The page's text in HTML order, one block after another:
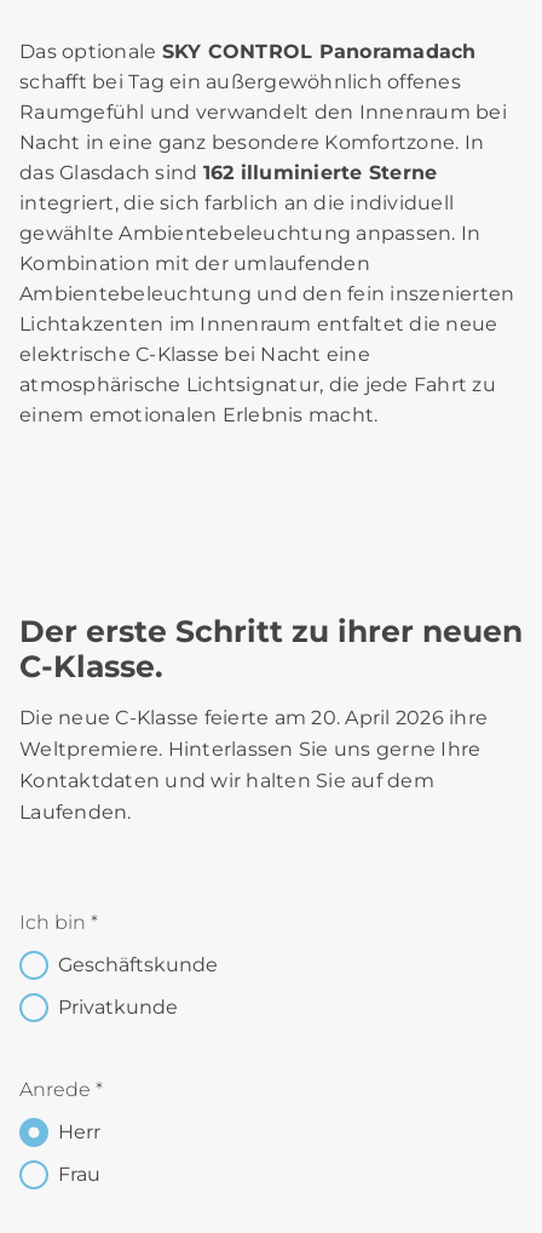
Das optionale SKY CONTROL Panoramadach
schafft bei Tag ein außergewöhnlich offenes
Raumgefühl und verwandelt den Innenraum bei
Nacht in eine ganz besondere Komfortzone. In
das Glasdach sind 162 illuminierte Sterne
integriert, die sich farblich an die individuell
gewählte Ambientebeleuchtung anpassen. In
Kombination mit der umlaufenden
Ambientebeleuchtung und den fein inszenierten
Lichtakzenten im Innenraum entfaltet die neue
elektrische C‑Klasse bei Nacht eine
atmosphärische Lichtsignatur, die jede Fahrt zu
einem emotionalen Erlebnis macht.
Der erste Schritt zu ihrer neuen
C-Klasse.
Die neue C-Klasse feierte am 20. April 2026 ihre
Weltpremiere. Hinterlassen Sie uns gerne Ihre
Kontaktdaten und wir halten Sie auf dem
Laufenden.
Ich bin *
Geschäftskunde
Privatkunde
Anrede *
Herr
Frau